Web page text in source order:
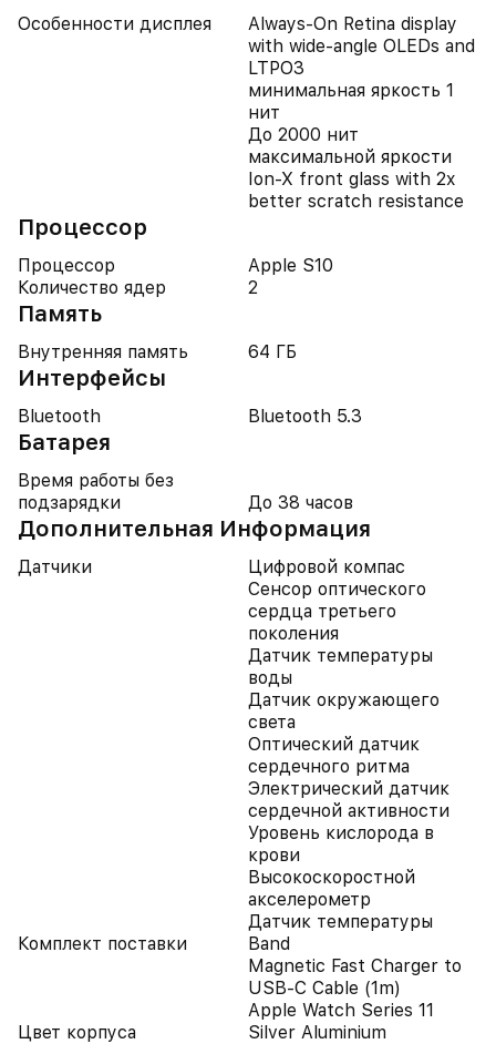
Особенности дисплея
Always‑On Retina display
with wide‑angle OLEDs and
LTPO3
минимальная яркость 1
нит
До 2000 нит
максимальной яркости
Ion‑X front glass with 2x
better scratch resistance
Процессор
Процессор
Apple S10
Количество ядер
2
Память
Внутренняя память 64 ГБ
Интерфейсы
Bluetooth Bluetooth 5.3
Батарея
Время работы без
подзарядки
До 38 часов
Дополнительная Информация
Датчики
Цифровой компас
Сенсор оптического
сердца третьего
поколения
Датчик температуры
воды
Датчик окружающего
света
Оптический датчик
сердечного ритма
Электрический датчик
сердечной активности
Уровень кислорода в
крови
Высокоскоростной
акселерометр
Датчик температуры
Комплект поставки
Band
Magnetic Fast Charger to
USB‑C Cable (1m)
Apple Watch Series 11
Цвет корпуса
Silver Aluminium